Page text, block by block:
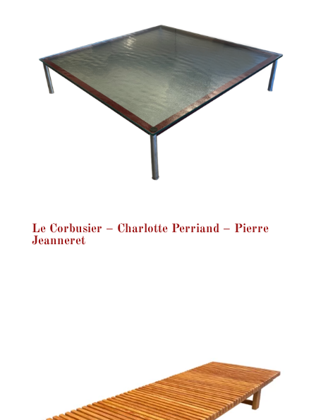
Le Corbusier – Charlotte Perriand – Pierre
Jeanneret